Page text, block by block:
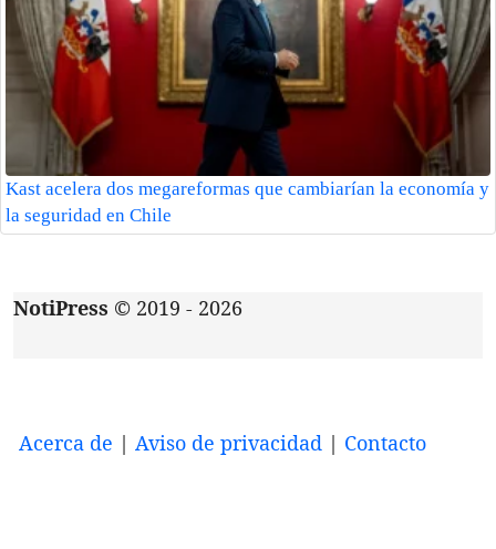
Kast acelera dos megareformas que cambiarían la economía y
la seguridad en Chile
NotiPress © 2019 - 2026
Acerca de | Aviso de privacidad | Contacto